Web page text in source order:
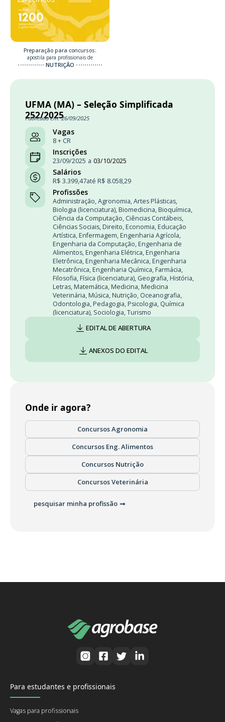
Preparação para concursos:
apostila para profissionais de
NUTRIÇÃO
UFMA (MA) – Seleção Simplificada
252/2025
Publicado em: 26/09/2025
Vagas
8 + CR
Inscrições
23/09/2025 a 03/10/2025
Salários
R$ 3.399,47até R$ 8.058,29
Profissões
Administração,Agronomia,Artes Plásticas,
Biologia (licenciatura), Biomedicina, Bioquímica,
Ciência da Computação, Ciências Contábeis,
Ciências Sociais, Direito, Economia, Educação
Artística, Enfermagem, Engenharia Agrícola,
Engenharia da Computação, Engenharia de
Alimentos, Engenharia Elétrica, Engenharia
Eletrônica, Engenharia Mecânica, Engenharia
Mecatrônica, Engenharia Química, Farmácia,
Filosofia, Física (licenciatura), Geografia, História,
Letras, Matemática, Medicina, Medicina
Veterinária, Música, Nutrição, Oceanografia,
Odontologia, Pedagogia, Psicologia, Química
(licenciatura), Sociologia,Turismo
EDITAL DE ABERTURA
ANEXOS DO EDITAL
Onde ir agora?
Concursos Agronomia
Concursos Eng. Alimentos
Concursos Nutrição
Concursos Veterinária
pesquisar minha profissão
Para estudantes e profissionais
Vagas para profissionais